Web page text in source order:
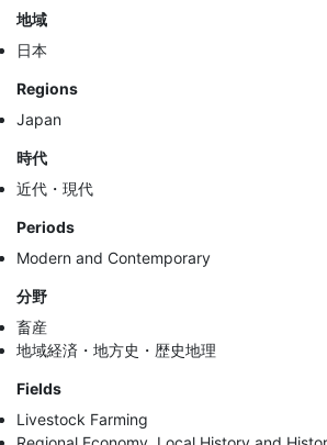
地域
日本
Regions
Japan
時代
近代・現代
Periods
Modern and Contemporary
分野
畜産
地域経済・地方史・歴史地理
Fields
Livestock Farming